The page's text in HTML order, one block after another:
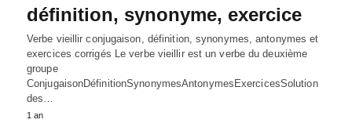
définition, synonyme, exercice
Verbe vieillir conjugaison, définition, synonymes, antonymes et
exercices corrigés Le verbe vieillir est un verbe du deuxième
groupe
ConjugaisonDéfinitionSynonymesAntonymesExercicesSolution
des…
1 an